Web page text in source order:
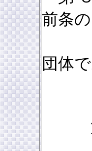
前条
住
団体
の